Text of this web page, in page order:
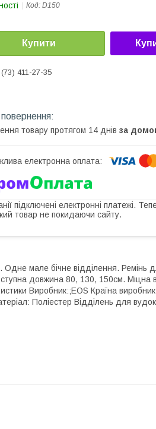
Код: D150
Купити
411-27-35
товару протягом 14 днів за
підключені електронні платежі.
товар не покидаючи сайту.
мале бічне відділення. Ремінь
довжина 80, 130, 150см.
Виробник:;EOS Країна
Поліестер Відділень для